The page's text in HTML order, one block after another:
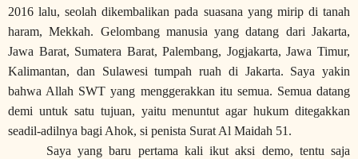
2016 lalu, seolah dikembalikan pada suasana yang mirip di tanah
haram, Mekkah. Gelombang manusia yang datang dari Jakarta,
Jawa Barat, Sumatera Barat, Palembang, Jogjakarta, Jawa Timur,
Kalimantan, dan Sulawesi tumpah ruah di Jakarta. Saya yakin
bahwa Allah SWT yang menggerakkan itu semua. Semua datang
demi untuk satu tujuan, yaitu menuntut agar hukum ditegakkan
seadil-adilnya bagi Ahok, si penista Surat Al Maidah 51.
Saya yang baru pertama kali ikut aksi demo, tentu saja